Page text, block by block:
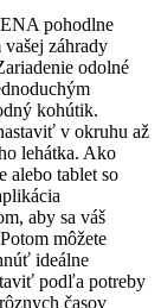
pohodlne
záhrady
odolné
kohútik.
v okruhu až
lehátka. Ako
alebo tablet so
aby sa váš
môžete
ideálne
podľa potreby
časov